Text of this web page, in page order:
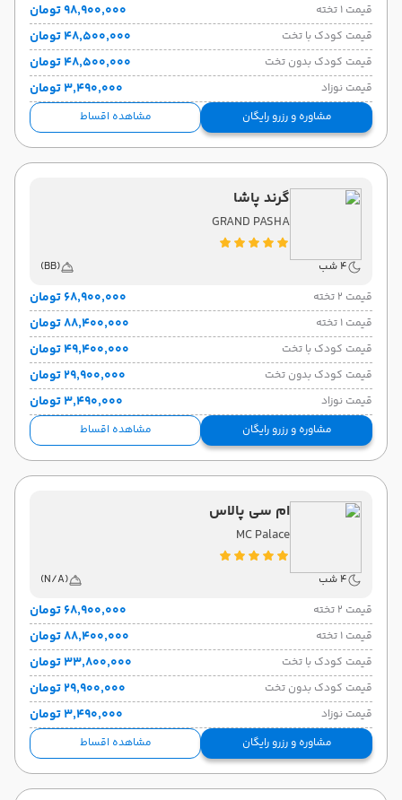
قیمت 1 تخته ۹۸٬۹۰۰٬۰۰۰ تومان
قیمت کودک با تخت ۴۸٬۵۰۰٬۰۰۰ تومان
قیمت کودک بدون تخت ۴۸٬۵۰۰٬۰۰۰ تومان
قیمت نوزاد ۳٬۴۹۰٬۰۰۰ تومان
مشاوره و رزرو رایگان مشاهده اقساط
گرند پاشا
GRAND PASHA
4 شب
(BB)
قیمت 2 تخته
۶۸٬۹۰۰٬۰۰۰ تومان
قیمت 1 تخته ۸۸٬۴۰۰٬۰۰۰ تومان
قیمت کودک با تخت ۴۹٬۴۰۰٬۰۰۰ تومان
قیمت کودک بدون تخت ۲۹٬۹۰۰٬۰۰۰ تومان
قیمت نوزاد ۳٬۴۹۰٬۰۰۰ تومان
مشاوره و رزرو رایگان مشاهده اقساط
ام سی پالاس
MC Palace
4 شب
(N/A)
قیمت 2 تخته
۶۸٬۹۰۰٬۰۰۰ تومان
قیمت 1 تخته ۸۸٬۴۰۰٬۰۰۰ تومان
قیمت کودک با تخت ۳۳٬۸۰۰٬۰۰۰ تومان
قیمت کودک بدون تخت ۲۹٬۹۰۰٬۰۰۰ تومان
قیمت نوزاد ۳٬۴۹۰٬۰۰۰ تومان
مشاوره و رزرو رایگان مشاهده اقساط